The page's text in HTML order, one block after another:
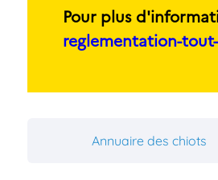
Pour plus
reglementation-
Annuaire des chiots